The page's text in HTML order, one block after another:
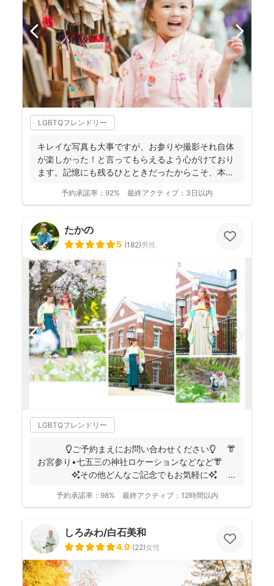
LGBTQフレンドリー
キレイな写真も大事ですが、お参りや撮影それ自体
が楽しかった！と言ってもらえるよう心がけており
ます。記憶にも残るひとときだったからこそ、本当
予約承諾率： 92% 最終アクティブ： 3日以内
たかの
5 (182)男性
LGBTQフレンドリー
💡ご予約まえにお問い合わせください💡 👘
お宮参り•七五三の神社ロケーションなどなど👘
✨その他どんなご記念でもお気軽に✨
予約承諾率： 98% 最終アクティブ： 12時間以内
しろみわ/白石美和
4.9 (22)女性